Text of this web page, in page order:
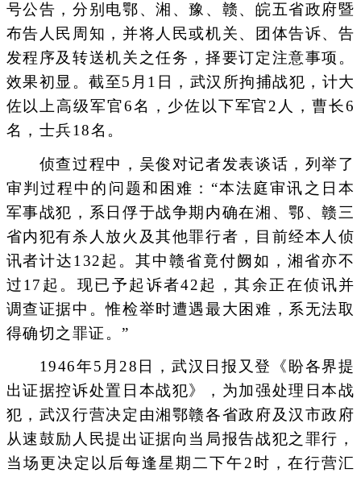
号公告，分别电鄂、湘、豫、赣、皖五省政府暨
布告人民周知，并将人民或机关、团体告诉、告
发程序及转送机关之任务，择要订定注意事项。
效果初显。截至5月1日，武汉所拘捕战犯，计大
佐以上高级军官6名，少佐以下军官2人，曹长6
名，士兵18名。
侦查过程中，吴俊对记者发表谈话，列举了
审判过程中的问题和困难：“本法庭审讯之日本
军事战犯，系日俘于战争期内确在湘、鄂、赣三
省内犯有杀人放火及其他罪行者，目前经本人侦
讯者计达132起。其中赣省竟付阙如，湘省亦不
过17起。现已予起诉者42起，其余正在侦讯并
调查证据中。惟检举时遭遇最大困难，系无法取
得确切之罪证。”
1946年5月28日，武汉日报又登《盼各界提
出证据控诉处置日本战犯》，为加强处理日本战
犯，武汉行营决定由湘鄂赣各省政府及汉市政府
从速鼓励人民提出证据向当局报告战犯之罪行，
当场更决定以后每逢星期二下午2时，在行营汇